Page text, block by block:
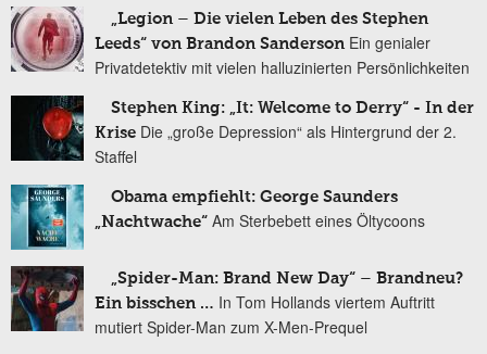
„Legion – Die vielen Leben des Stephen
Leeds“ von Brandon Sanderson Ein genialer
Privatdetektiv mit vielen halluzinierten Persönlichkeiten
Stephen King: „It: Welcome to Derry“ - In der
Krise Die „große Depression“ als Hintergrund der 2.
Staffel
Obama empfiehlt: George Saunders
„Nachtwache“ Am Sterbebett eines Öltycoons
„Spider-Man: Brand New Day“ – Brandneu?
Ein bisschen … In Tom Hollands viertem Auftritt
mutiert Spider-Man zum X-Men-Prequel